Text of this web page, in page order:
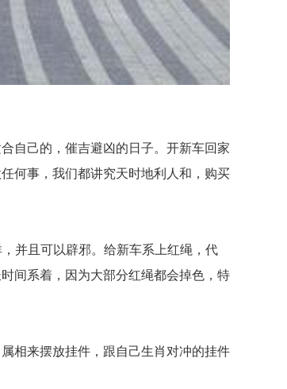
自己的，催吉避凶的日子。开新车回家
何事，我们都讲究天时地利人和，购买
并且可以辟邪。给新车系上红绳，代
间系着，因为大部分红绳都会掉色，特
相来摆放挂件，跟自己生肖对冲的挂件